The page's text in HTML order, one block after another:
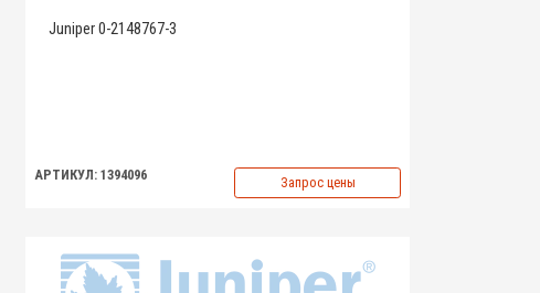
Juniper 0-2148767-3
АРТИКУЛ: 1394096 Запрос цены